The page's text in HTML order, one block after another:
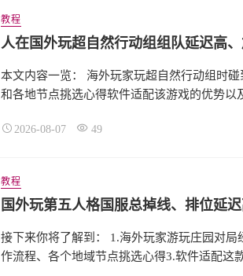
教程
人在国外玩超自然行动组组队延迟高
本文内容一览： 海外玩家玩超自然行动组时
和各地节点挑选心得软件适配该游戏的优势以
2026-08-07 49
教程
接下来你将了解到： 1.海外玩家游玩庄园对
作流程、各个地域节点挑选心得3.软件适配这